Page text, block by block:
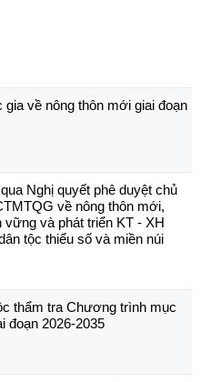
gia về nông thôn mới giai đoạn
Nghị quyết phê duyệt chủ
về nông thôn mới,
vững và phát triển KT - XH
tộc thiểu số và miền núi
thẩm tra Chương trình mục
đoạn 2026-2035